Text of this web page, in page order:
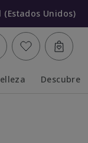
(Estados Unidos)
Descubre